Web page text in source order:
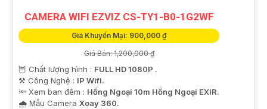
CAMERA WIFI EZVIZ CS-TY1-B0-1G2WF
Giá Khuyến Mại: 900,000 ₫
Giá Bán: 1,200,000 ₫
🦉 Chất lượng hình : FULL HD 1080P .
⚒ Công Nghệ : IP Wifi.
🔦 Xem ban đêm : Hồng Ngoại 10m Hồng Ngoại EXIR.
🌧️ Mẫu Camera Xoay 360.